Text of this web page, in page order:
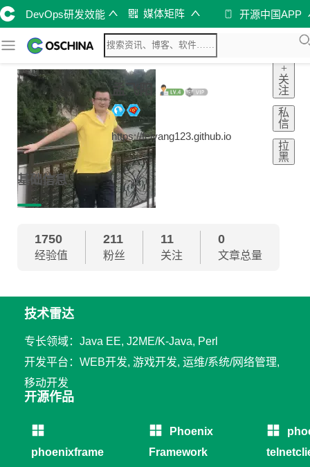
DevOps研发效能 媒体矩阵 开源中国APP
孟飞阳
https://feiyang123.github.io
+
关
注
私
信
拉
黑
基础信息
1750
经验值
211
粉丝
11
关注
0
文章总量
技术雷达
专长领域：Java EE, J2ME/K-Java, Perl
开发平台：WEB开发, 游戏开发, 运维/系统/网络管理,
移动开发
开源作品
phoenixframe
Phoenix
Framework